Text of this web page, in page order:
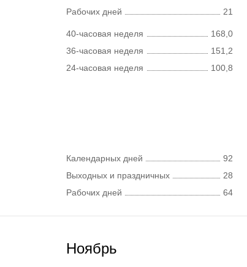
Рабочих дней
21
40-часовая неделя
168,0
36-часовая неделя
151,2
24-часовая неделя
100,8
Календарных дней
92
Выходных и праздничных
28
Рабочих дней
64
Ноябрь